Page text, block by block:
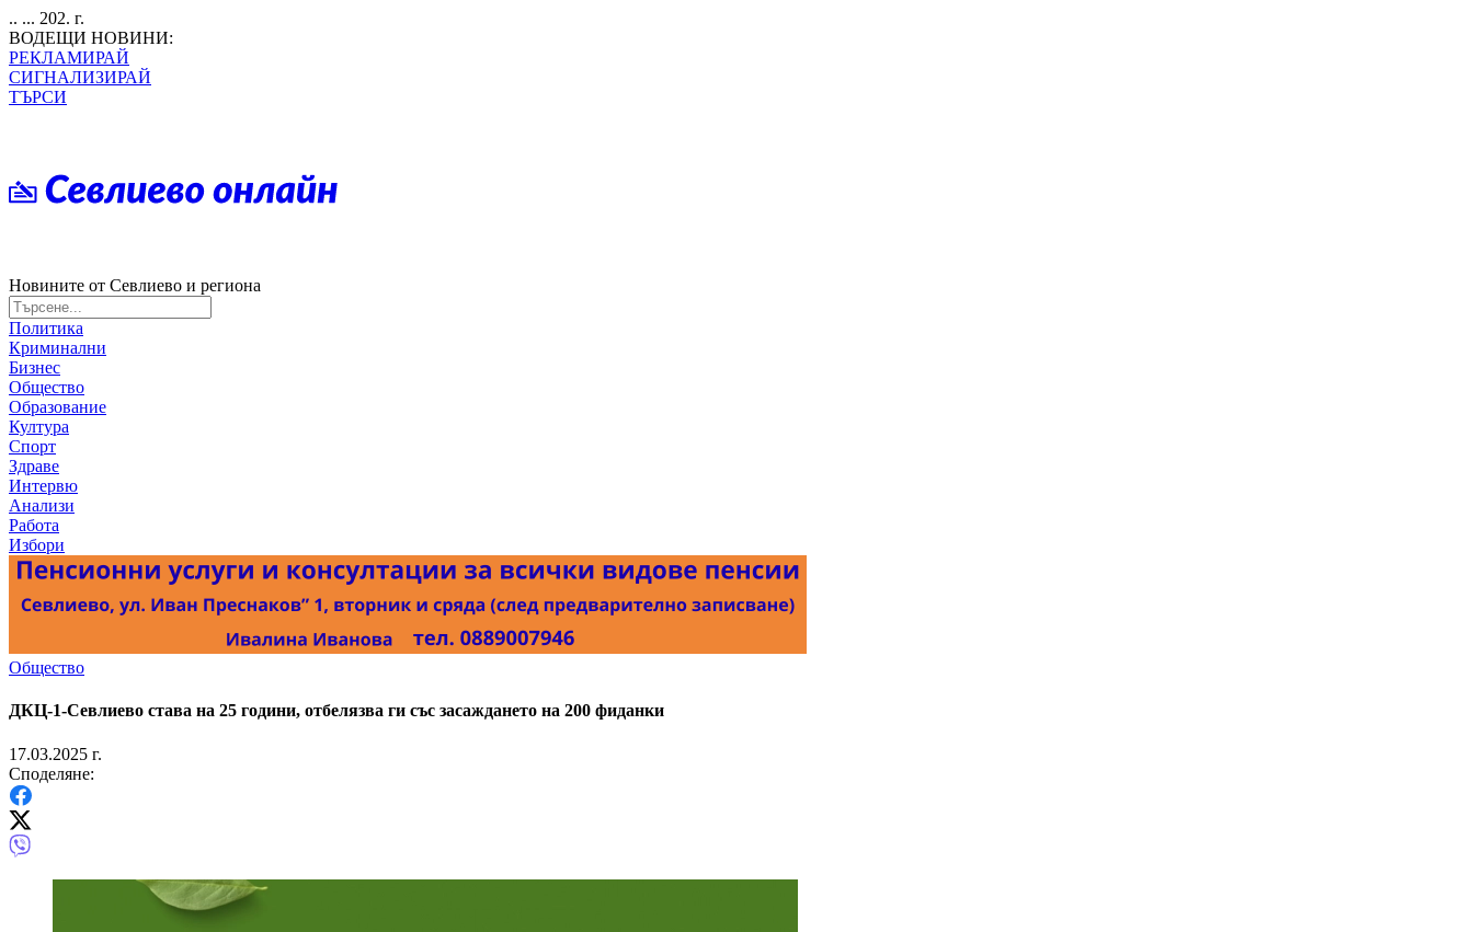
.. ... 202. г.
ВОДЕЩИ НОВИНИ:
РЕКЛАМИРАЙ
СИГНАЛИЗИРАЙ
ТЪРСИ
Новините от Севлиево и региона
Политика
Криминални
Бизнес
Общество
Образование
Култура
Спорт
Здраве
Интервю
Анализи
Работа
Избори
Общество
ДКЦ-1-Севлиево става на 25 години, отбелязва ги със засаждането на 200 фиданки
17.03.2025 г.
Споделяне: